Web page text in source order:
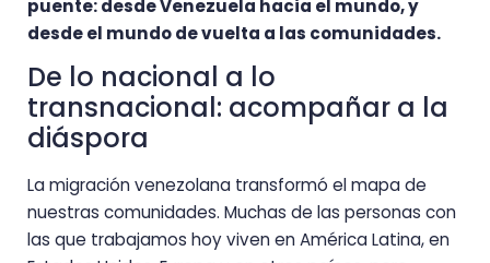
puente: desde Venezuela hacia el mundo, y
desde el mundo de vuelta a las comunidades.
De lo nacional a lo
transnacional: acompañar a la
diáspora
La migración venezolana transformó el mapa de
nuestras comunidades. Muchas de las personas con
las que trabajamos hoy viven en América Latina, en